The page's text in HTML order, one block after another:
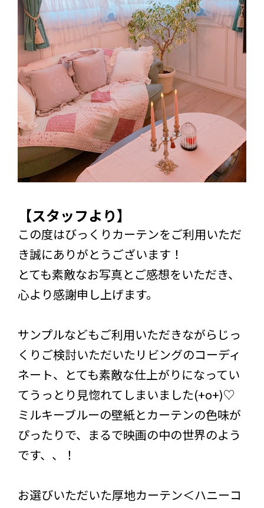
【スタッフより】
この度はびっくりカーテンをご利用いただ
き誠にありがとうございます！
とても素敵なお写真とご感想をいただき、
心より感謝申し上げます。
サンプルなどもご利用いただきながらじっ
くりご検討いただいたリビングのコーディ
ネート、とても素敵な仕上がりになってい
てうっとり見惚れてしまいました(+o+)♡
ミルキーブルーの壁紙とカーテンの色味が
ぴったりで、まるで映画の中の世界のよう
です、、！
お選びいただいた厚地カーテン＜ハニーコ